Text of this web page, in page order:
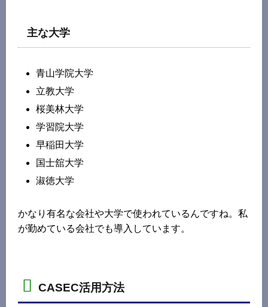
主な大学
青山学院大学
立教大学
桜美林大学
学習院大学
早稲田大学
国士舘大学
淑徳大学
かなり有名な会社や大学で使われているんですね。私
が勤めている会社でも導入しています。
CASEC活用方法